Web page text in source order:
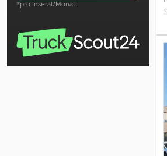
*pro Inserat/Monat